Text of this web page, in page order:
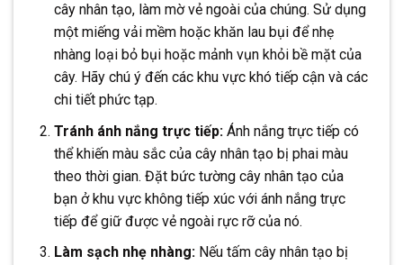
cây nhân tạo, làm mờ vẻ ngoài của chúng. Sử dụng
một miếng vải mềm hoặc khăn lau bụi để nhẹ
nhàng loại bỏ bụi hoặc mảnh vụn khỏi bề mặt của
cây. Hãy chú ý đến các khu vực khó tiếp cận và các
chi tiết phức tạp.
Tránh ánh nắng trực tiếp:Ánh nắng trực tiếp có
thể khiến màu sắc của cây nhân tạo bị phai màu
theo thời gian. Đặt bức tường cây nhân tạo của
bạn ở khu vực không tiếp xúc với ánh nắng trực
tiếp để giữ được vẻ ngoài rực rỡ của nó.
Làm sạch nhẹ nhàng:Nếu tấm cây nhân tạo bị